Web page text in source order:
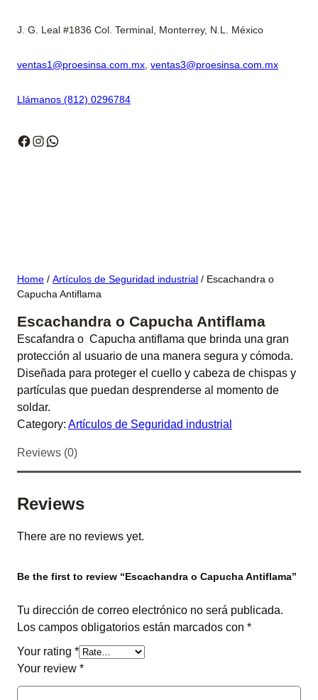
J. G. Leal #1836 Col. Terminal, Monterrey, N.L. México
ventas1@proesinsa.com.mx ventas3@proesinsa.com.mx
Llámanos (812) 0296784
Facebook
Instagram
WhatsApp
Home / Artículos de Seguridad industrial / Escachandra o
Capucha Antiflama
Escachandra o Capucha Antiflama
Escafandra o Capucha antiflama que brinda una gran
protección al usuario de una manera segura y cómoda.
Diseñada para proteger el cuello y cabeza de chispas y
partículas que puedan desprenderse al momento de
soldar.
Category: Artículos de Seguridad industrial
Reviews (0)
Reviews
There are no reviews yet.
Be the first to review “Escachandra o Capucha Antiflama”
Tu dirección de correo electrónico no será publicada.
Los campos obligatorios están marcados con *
Your rating *
Your review *